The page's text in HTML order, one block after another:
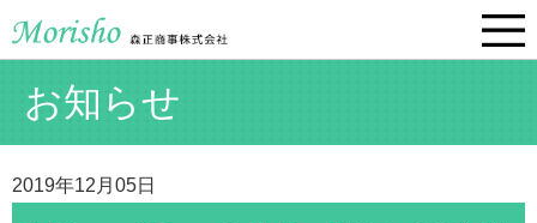
お知らせ
2019年12月05日